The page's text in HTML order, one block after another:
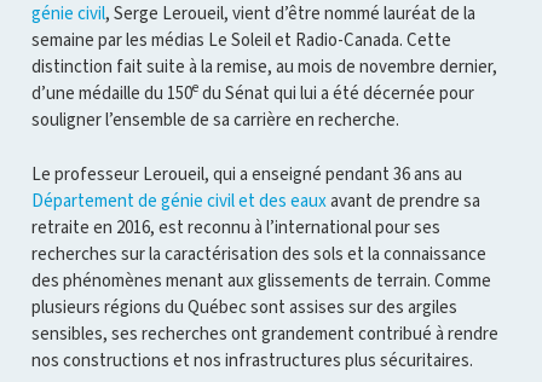
génie civil, Serge Leroueil, vient d’être nommé lauréat de la
semaine par les médias Le Soleil et Radio-Canada. Cette
distinction fait suite à la remise, au mois de novembre dernier,
d’une médaille du 150e du Sénat qui lui a été décernée pour
souligner l’ensemble de sa carrière en recherche.
Le professeur Leroueil, qui a enseigné pendant 36 ans au
Département de génie civil et des eauxavant de prendre sa
retraite en 2016, est reconnu à l’international pour ses
recherches sur la caractérisation des sols et la connaissance
des phénomènes menant aux glissements de terrain. Comme
plusieurs régions du Québec sont assises sur des argiles
sensibles, ses recherches ont grandement contribué à rendre
nos constructions et nos infrastructures plus sécuritaires.